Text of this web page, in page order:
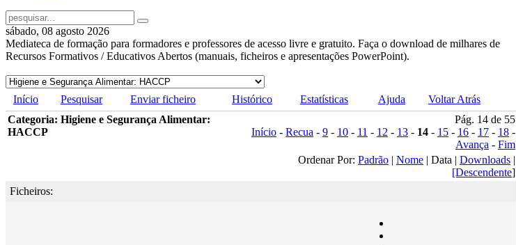
sábado, 08 agosto 2026
Mediateca de formação para formadores e professores de acesso livre e gratuito. Faça o download de milhares de
Recursos Formativos / Educativos Abertos (manuais, ficheiros e apresentações PowerPoint).
Início Pesquisar Enviar ficheiro Histórico Estatísticas Ajuda
Voltar Atrás
Categoria: Higiene e Segurança Alimentar:
HACCP
Pág. 14 de 55
Início - Recua - 9 - 10 - 11 - 12 - 13 - 14 - 15 - 16 - 17 - 18 -
Avança - Fim
Ordenar Por: Padrão | Nome | Data | Downloads |
[Descendente]
Ficheiros: